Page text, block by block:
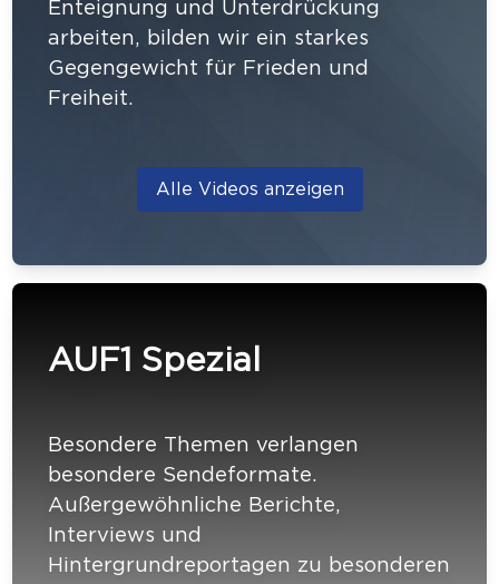
Enteignung und Unterdrückung
arbeiten, bilden wir ein starkes
Gegengewicht für Frieden und
Freiheit.
Alle Videos anzeigen
AUF1 Spezial
Besondere Themen verlangen
besondere Sendeformate.
Außergewöhnliche Berichte,
Interviews und
Hintergrundreportagen zu besonderen